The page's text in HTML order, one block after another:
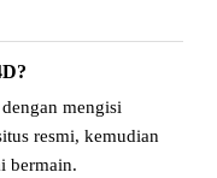
mengisi
resmi, kemudian
bermain.